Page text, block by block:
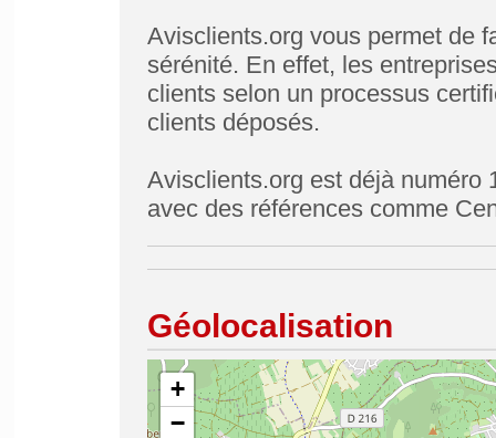
Avisclients.org vous permet de
sérénité. En effet, les
clients selon un processus
clients déposés.
Avisclients.org est déjà numéro
avec des références comme
Géolocalisation
+
−